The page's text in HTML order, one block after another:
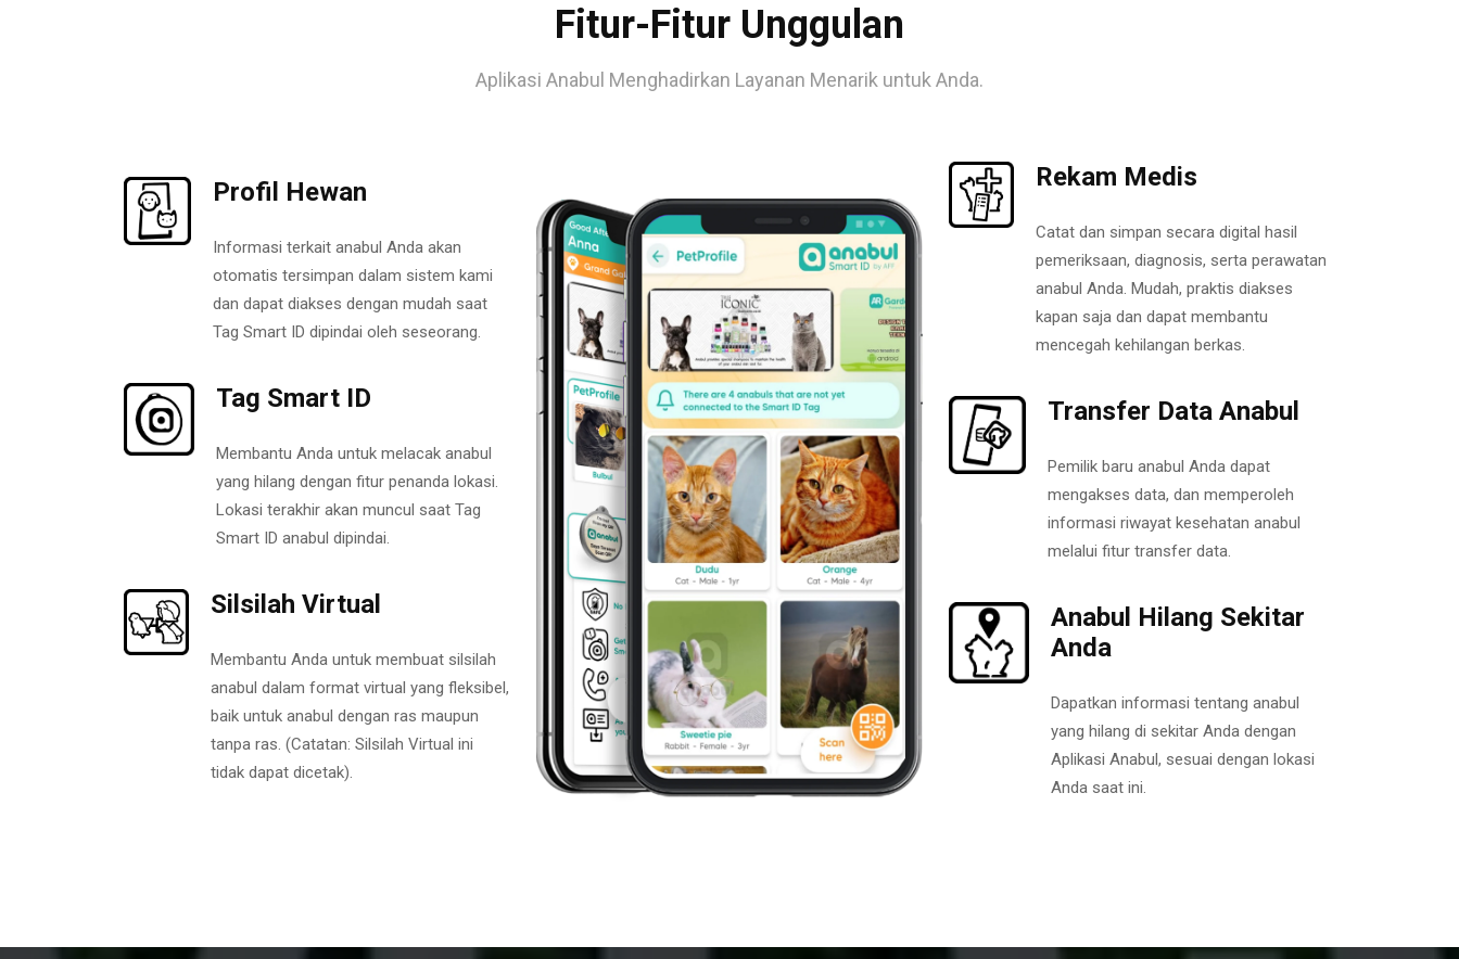
Fitur-Fitur Unggulan
Aplikasi Anabul Menghadirkan Layanan Menarik untuk Anda.
Profil Hewan
Informasi terkait anabul Anda akan
otomatis tersimpan dalam sistem kami
dan dapat diakses dengan mudah saat
Tag Smart ID dipindai oleh seseorang.
Tag Smart ID
Membantu Anda untuk melacak anabul
yang hilang dengan fitur penanda lokasi.
Lokasi terakhir akan muncul saat Tag
Smart ID anabul dipindai.
Silsilah Virtual
Membantu Anda untuk membuat silsilah
anabul dalam format virtual yang fleksibel,
baik untuk anabul dengan ras maupun
tanpa ras. (Catatan: Silsilah Virtual ini
tidak dapat dicetak).
Rekam Medis
Catat dan simpan secara digital hasil
pemeriksaan, diagnosis, serta perawatan
anabul Anda. Mudah, praktis diakses
kapan saja dan dapat membantu
mencegah kehilangan berkas.
Transfer Data Anabul
Pemilik baru anabul Anda dapat
mengakses data, dan memperoleh
informasi riwayat kesehatan anabul
melalui fitur transfer data.
Anabul Hilang Sekitar
Anda
Dapatkan informasi tentang anabul
yang hilang di sekitar Anda dengan
Aplikasi Anabul, sesuai dengan lokasi
Anda saat ini.